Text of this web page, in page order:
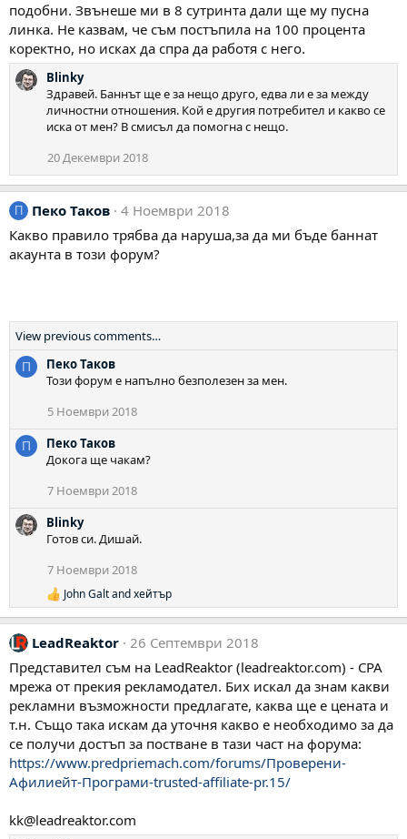
подобни. Звънеше ми в 8 сутринта дали ще му пусна
линка. Не казвам, че съм постъпила на 100 процента
коректно, но исках да спра да работя с него.
Blinky
Здравей. Баннът ще е за нещо друго, едва ли е за между
личностни отношения. Кой е другия потребител и какво се
иска от мен? В смисъл да помогна с нещо.
20 Декември 2018
П Пеко Таков 4 Ноември 2018
Какво правило трябва да наруша,за да ми бъде баннат
акаунта в този форум?
View previous comments…
П
Пеко Таков
Този форум е напълно безполезен за мен.
5 Ноември 2018
П
Пеко Таков
Докога ще чакам?
7 Ноември 2018
Blinky
Готов си. Дишай.
7 Ноември 2018
Р
е
а
к
и
и
:
John Galtandхейтър
LeadReaktor
26 Септември 2018
Представител съм на LeadReaktor (leadreaktor.com) - CPA
мрежа от прекия рекламодател. Бих искал да знам какви
рекламни възможности предлагате, каква ще е цената и
т.н. Също така искам да уточня какво е необходимо за да
се получи достъп за постване в тази част на форума:
https://www.predpriemach.com/forums/Проверени-
Афилиейт-Програми-trusted-affiliate-pr.15/
kk@leadreaktor.com